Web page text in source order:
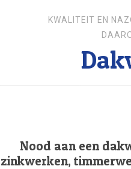
KWALITEIT EN
Nood aan een
zinkwerken,